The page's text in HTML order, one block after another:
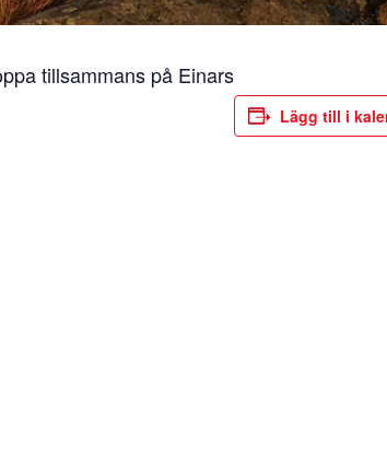
tillsammans på Einars
Lägg till i